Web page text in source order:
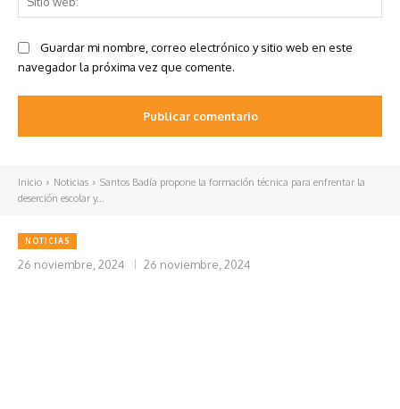
Guardar mi nombre, correo electrónico y sitio web en este
navegador la próxima vez que comente.